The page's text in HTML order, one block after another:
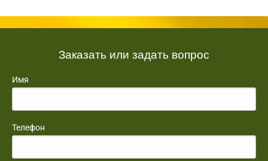
Заказать или задать вопрос
Имя
Телефон